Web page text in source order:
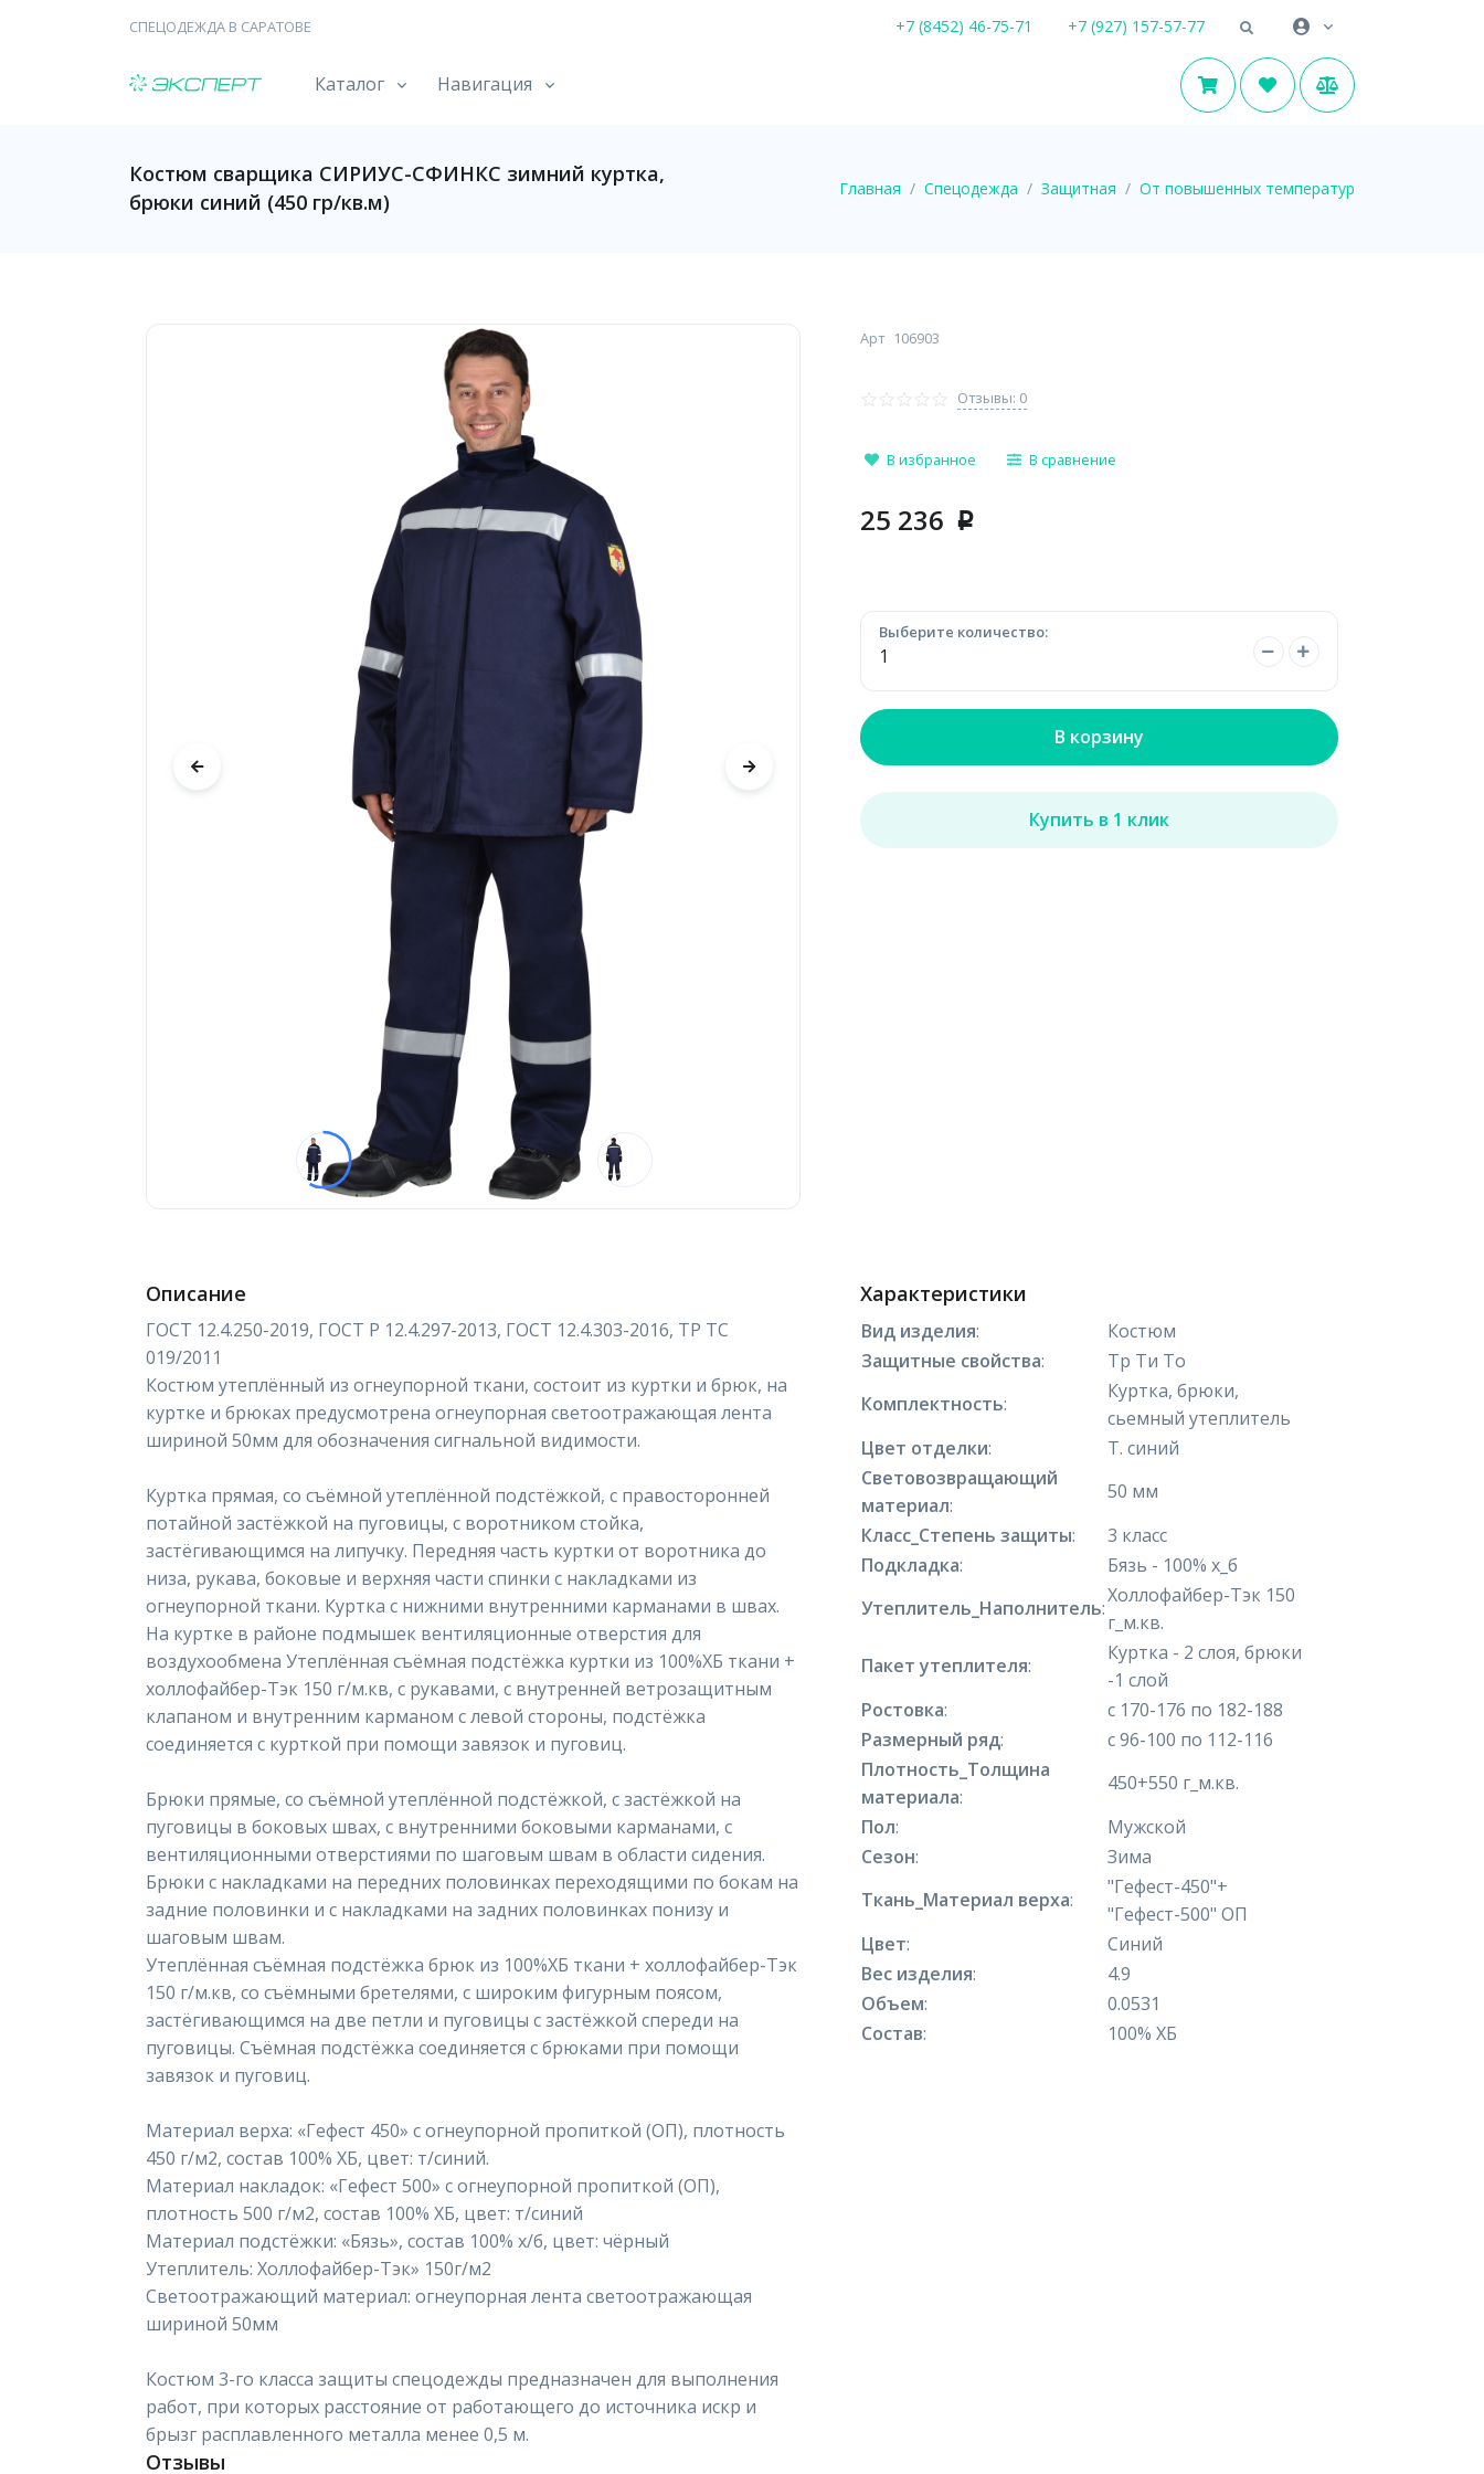
СПЕЦОДЕЖДА В САРАТОВЕ +7 (8452) 46-75-71 +7 (927) 157-57-77
Каталог Навигация
Костюм сварщика СИРИУС-СФИНКС зимний куртка,
брюки синий (450 гр/кв.м)
Главная Спецодежда Защитная От повышенных температур
Арт 106903
Отзывы: 0
В избранное В сравнение
25 236 p
Выберите количество:
В корзину
Купить в 1 клик
Описание
ГОСТ 12.4.250-2019, ГОСТ Р 12.4.297-2013, ГОСТ 12.4.303-2016, ТР ТС
019/2011
Костюм утеплённый из огнеупорной ткани, состоит из куртки и брюк, на
куртке и брюках предусмотрена огнеупорная светоотражающая лента
шириной 50мм для обозначения сигнальной видимости.
Куртка прямая, со съёмной утеплённой подстёжкой, с правосторонней
потайной застёжкой на пуговицы, с воротником стойка,
застёгивающимся на липучку. Передняя часть куртки от воротника до
низа, рукава, боковые и верхняя части спинки с накладками из
огнеупорной ткани. Куртка с нижними внутренними карманами в швах.
На куртке в районе подмышек вентиляционные отверстия для
воздухообмена Утеплённая съёмная подстёжка куртки из 100%ХБ ткани +
холлофайбер-Тэк 150 г/м.кв, с рукавами, с внутренней ветрозащитным
клапаном и внутренним карманом с левой стороны, подстёжка
соединяется с курткой при помощи завязок и пуговиц.
Брюки прямые, со съёмной утеплённой подстёжкой, с застёжкой на
пуговицы в боковых швах, с внутренними боковыми карманами, с
вентиляционными отверстиями по шаговым швам в области сидения.
Брюки с накладками на передних половинках переходящими по бокам на
задние половинки и с накладками на задних половинках понизу и
шаговым швам.
Утеплённая съёмная подстёжка брюк из 100%ХБ ткани + холлофайбер-Тэк
150 г/м.кв, со съёмными бретелями, с широким фигурным поясом,
застёгивающимся на две петли и пуговицы с застёжкой спереди на
пуговицы. Съёмная подстёжка соединяется с брюками при помощи
завязок и пуговиц.
Материал верха: «Гефест 450» с огнеупорной пропиткой (ОП), плотность
450 г/м2, состав 100% ХБ, цвет: т/синий.
Материал накладок: «Гефест 500» с огнеупорной пропиткой (ОП),
плотность 500 г/м2, состав 100% ХБ, цвет: т/синий
Материал подстёжки: «Бязь», состав 100% х/б, цвет: чёрный
Утеплитель: Холлофайбер-Тэк» 150г/м2
Светоотражающий материал: огнеупорная лента светоотражающая
шириной 50мм
Костюм 3-го класса защиты спецодежды предназначен для выполнения
работ, при которых расстояние от работающего до источника искр и
брызг расплавленного металла менее 0,5 м.
Отзывы
Характеристики
Вид изделия:
Костюм
Защитные свойства:
Тр Ти То
Комплектность:
Куртка, брюки,
сьемный утеплитель
Цвет отделки:
Т. синий
Световозвращающий
материал:
50 мм
Класс_Степень защиты:
3 класс
Подкладка:
Бязь - 100% х_б
Утеплитель_Наполнитель:
Холлофайбер-Тэк 150
г_м.кв.
Пакет утеплителя:
Куртка - 2 слоя, брюки
-1 слой
Ростовка:
с 170-176 по 182-188
Размерный ряд:
с 96-100 по 112-116
Плотность_Толщина
материала:
450+550 г_м.кв.
Пол:
Мужской
Сезон:
Зима
Ткань_Материал верха:
"Гефест-450"+
"Гефест-500" ОП
Цвет:
Синий
Вес изделия:
4.9
Объем:
0.0531
Состав: 100% ХБ